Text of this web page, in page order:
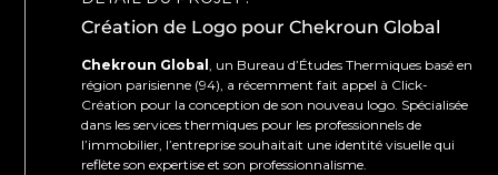
Création de Logo pour Chekroun Global
Chekroun Global, un Bureau d’Études Thermiques basé en
région parisienne (94), a récemment fait appel à Click-
Création pour la conception de son nouveau logo. Spécialisée
dans les services thermiques pour les professionnels de
l’immobilier, l’entreprise souhaitait une identité visuelle qui
reflète son expertise et son professionnalisme.